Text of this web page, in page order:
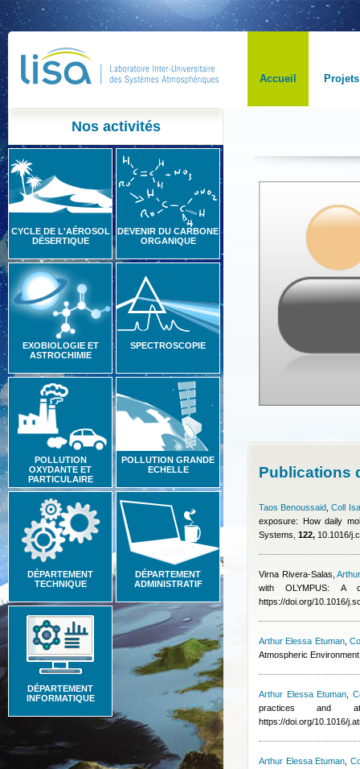
Accueil Projets
Nos activités
CYCLE DE L'AÉROSOL
DÉSERTIQUE
DEVENIR DU CARBONE
ORGANIQUE
EXOBIOLOGIE ET
ASTROCHIMIE
SPECTROSCOPIE
POLLUTION
OXYDANTE ET
PARTICULAIRE
POLLUTION GRANDE
ECHELLE
DÉPARTEMENT
TECHNIQUE
DÉPARTEMENT
ADMINISTRATIF
DÉPARTEMENT
INFORMATIQUE
Publications
Taos Benoussaid ,Coll
exposure: How daily
Systems, 122, 10.1016/
Virna Rivera-Salas ,
with OLYMPUS: A
https://doi.org/10.1016/
Arthur Elessa Etuman,
Atmospheric
Arthur Elessa Etuman
practices and
https://doi.org/10.1016/
Arthur Elessa Etuman ,